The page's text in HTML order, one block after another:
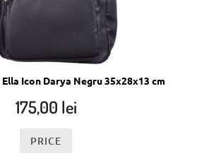
Ella Icon Darya Negru 35x28x13 cm
175,00 lei
PRICE